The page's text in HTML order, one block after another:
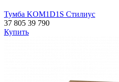
Тумба KOM1D1S Стилиус
37 805 39 790
Купить